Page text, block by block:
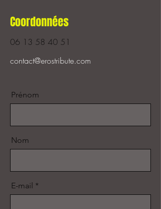
Coordonnées
06 13 58 40 51
contact@erostribute.com
Prénom
Nom
E-mail